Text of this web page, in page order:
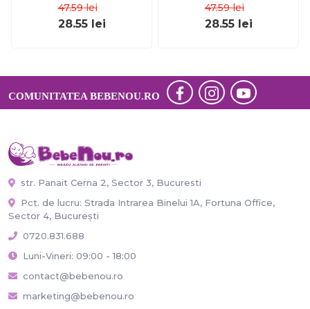
47.59 lei
28.55 lei
47.59 lei
28.55 lei
COMUNITATEA BEBENOU.RO
str. Panait Cerna 2, Sector 3, Bucuresti
Pct. de lucru: Strada Intrarea Binelui 1A, Fortuna Office,
Sector 4, București
0720.831.688
Luni-Vineri: 09:00 - 18:00
contact@bebenou.ro
marketing@bebenou.ro